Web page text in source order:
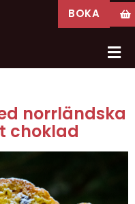
BOKA
norrländska
choklad